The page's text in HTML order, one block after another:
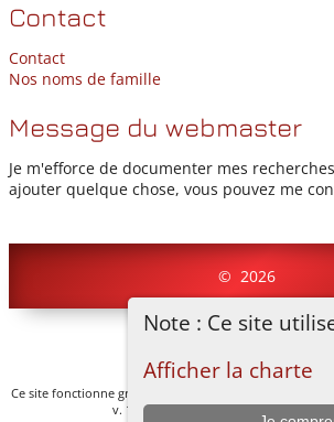
Note : Ce site
Afficher la charte
Contact
Contact
Nos noms de famille
Message du webmaster
Je m'efforce de documenter mes
ajouter quelque chose, vous pouvez me
© 2026
Basculer vers site normal
Ce site fonctionne grace au logiciel
v. 14.0.1, écrit par Darrin Lythgoe ©